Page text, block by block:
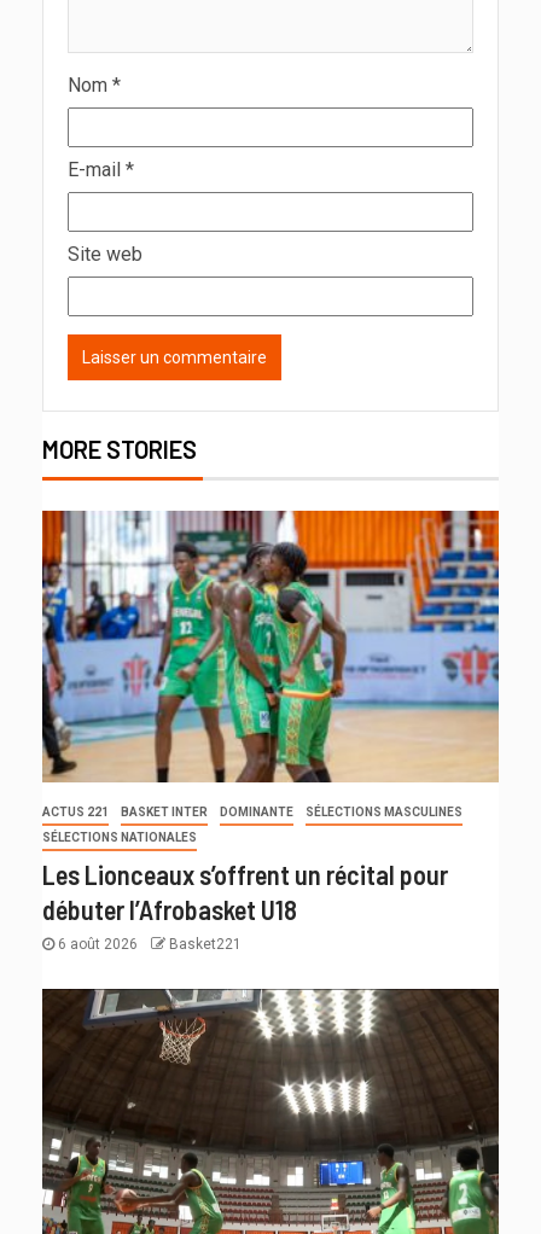
Nom *
E-mail *
Site web
MORE STORIES
ACTUS 221 BASKET INTER DOMINANTE
SÉLECTIONS MASCULINES
SÉLECTIONS NATIONALES
Les Lionceaux s’offrent un récital pour
débuter l’Afrobasket U18
6 août 2026 Basket221